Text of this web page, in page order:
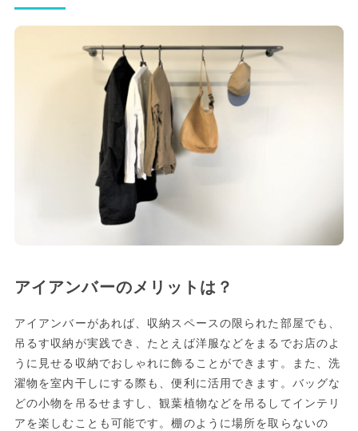
アイアンバーのメリットは？
アイアンバーがあれば、収納スペースの限られた部屋でも、
吊るす収納が実践でき、たとえば洋服などをまるでお店のよ
うに見せる収納でおしゃれに飾ることができます。また、洗
濯物を室内干しにする際も、便利に活用できます。バッグな
どの小物を吊るせますし、観葉植物などを吊るしてインテリ
アを楽しむことも可能です。棚のように場所を取らないの